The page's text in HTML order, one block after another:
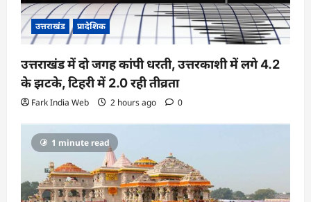
उत्तराखंड प्रादेशिक
उत्तराखंड में दो जगह कांपी धरती, उत्तरकाशी में लगे 4.2
के झटके, टिहरी में 2.0 रही तीव्रता
Fark India Web 2 hours ago 0
1 minute read